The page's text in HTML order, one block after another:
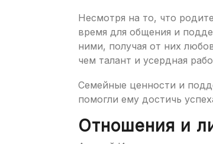
Несмотря на то, что
время для общения и
ними, получая от них
чем талант и усердная
Семейные ценности и
помогли ему достичь
Отношения и